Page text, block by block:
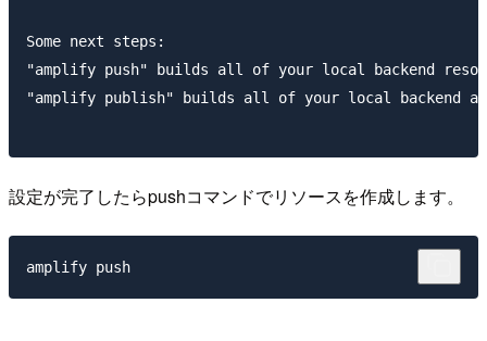
Some next steps:
"amplify push" builds all of your local backend
"amplify publish" builds all of your local backend
設定が完了したらpushコマンドでリソースを作成します。